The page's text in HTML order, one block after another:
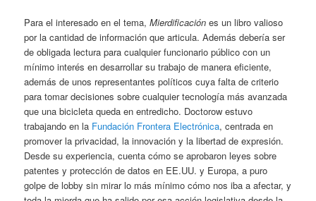
Para el interesado en el tema,Mierdificación es un libro valioso
por la cantidad de información que articula. Además debería ser
de obligada lectura para cualquier funcionario público con un
mínimo interés en desarrollar su trabajo de manera eficiente,
además de unos representantes políticos cuya falta de criterio
para tomar decisiones sobre cualquier tecnología más avanzada
que una bicicleta queda en entredicho. Doctorow estuvo
trabajando en la Fundación Frontera Electrónica, centrada en
promover la privacidad, la innovación y la libertad de expresión.
Desde su experiencia, cuenta cómo se aprobaron leyes sobre
patentes y protección de datos en EE.UU. y Europa, a puro
golpe de lobby sin mirar lo más mínimo cómo nos iba a afectar, y